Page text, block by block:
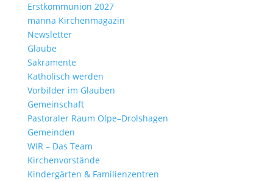
Erst­kom­mu­nion 2027
manna Kirchen­ma­gazin
News­letter
Glaube
Sakra­mente
Katho­lisch werden
Vorbilder im Glauben
Gemein­schaft
Pasto­raler Raum Olpe–Drolshagen
Gemeinden
WIR – Das Team
Kirchen­vor­stände
Kinder­gärten & Familienzentren